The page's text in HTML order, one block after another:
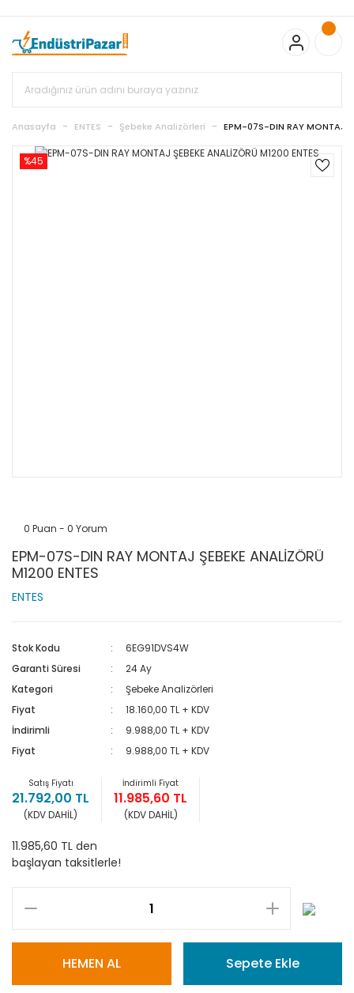
Bayonet J Tip Termokupul Ürünlerinde 50 Adet Alımlarda
Sepette Ekstra %5 İskonto...
50.000,00TL ve Üzeri EMKO Ürünleri
Alışverişlerinizde Sepette %5 EK İNDİRİM...
%15 İskonto... 50.000,00TL ve Üzeri GEMO Ürünleri
Alışverişlerinizde Sepette %3 EK İNDİRİM...
Standart Bayonet J Tip Termokupul Ürünlerinde 100 Adet
Anasayfa ENTES Şebeke Analizörleri EPM-07S-DIN RAY MONTAJ
%45
0 Puan - 0 Yorum
EPM-07S-DIN RAY MONTAJ ŞEBEKE ANALİZÖRÜ
M1200 ENTES
ENTES
Stok Kodu
6EG91DVS4W
Garanti Süresi
24 Ay
Kategori
Şebeke Analizörleri
Fiyat
18.160,00 TL + KDV
İndirimli
9.988,00 TL + KDV
Fiyat
9.988,00 TL + KDV
Satış Fiyatı
21.792,00 TL
(KDV DAHİL)
İndirimli Fiyat
11.985,60 TL
(KDV DAHİL)
11.985,60 TL den
başlayan taksitlerle!
HEMEN AL Sepete Ekle